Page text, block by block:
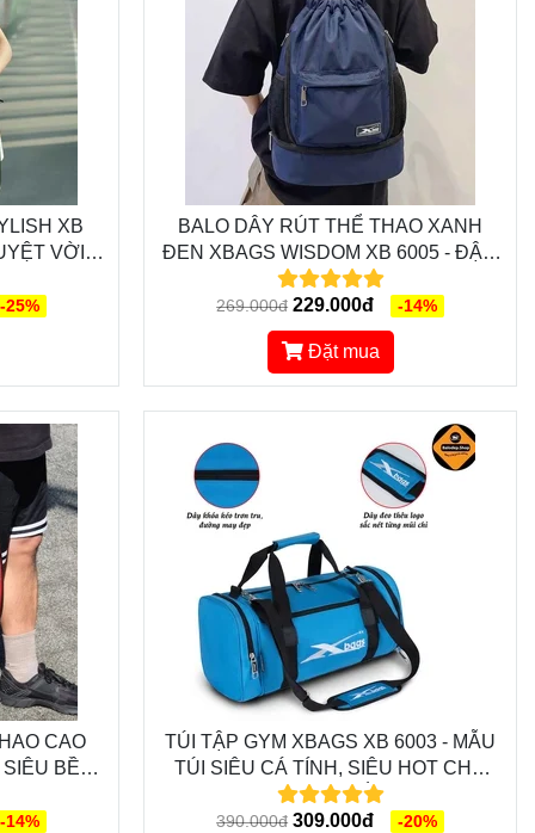
XB
VỜI
-25%
BALO DÂY RÚT THỂ THAO XANH
ĐEN XBAGS WISDOM XB 6005 - ĐẬM
CHẤT CÁ TÍNH, CHỐNG NƯỚC TỐT,
CÓ NGĂN ĐỰNG GIÀY
269.000đ 229.000đ -14%
Đặt mua
CAO
BỀN,
-14%
TÚI TẬP GYM XBAGS XB 6003 - MẪU
TÚI SIÊU CÁ TÍNH, SIÊU HOT CHO
DÂN CHƠI THỂ THAO
390.000đ 309.000đ -20%